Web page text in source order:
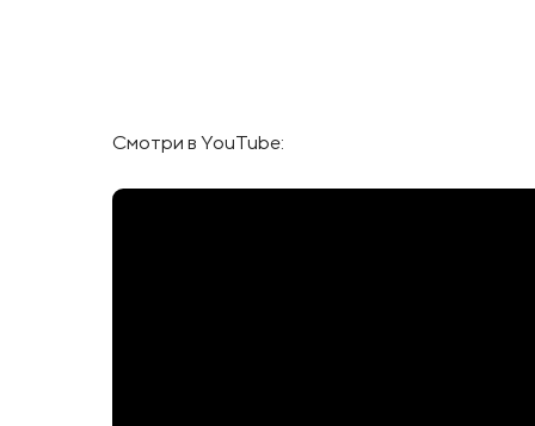
Смотри в YouTube: